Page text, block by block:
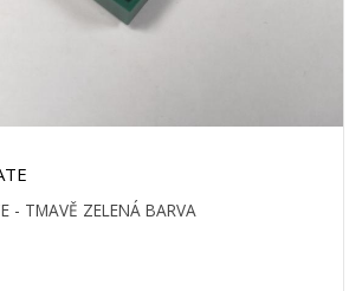
- TMAVĚ ZELENÁ BARVA